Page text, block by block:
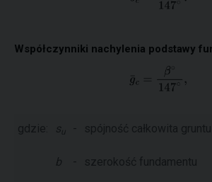
Współczynniki nachylenia podstawy
gdzie: su - spójność całkowita gruntu
b - szerokość fundamentu